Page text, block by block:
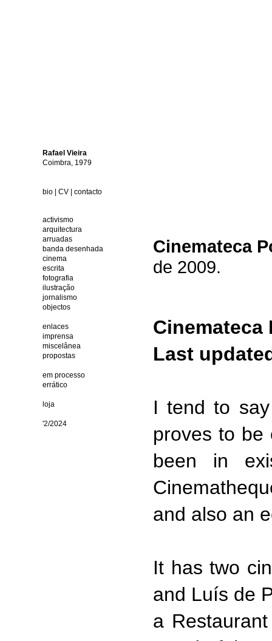
Cinemateca
de 2009.
Last
I tend to
proves to be
been in
and also an
It has two
and Luís de
a
Rafael Vieira
Coimbra, 1979
bio CV contacto
activismo
arquitectura
arruadas
banda desenhada
cinema
escrita
fotografia
ilustração
jornalismo
objectos
enlaces
imprensa
miscelânea
propostas
em processo
errático
loja
'2/2024